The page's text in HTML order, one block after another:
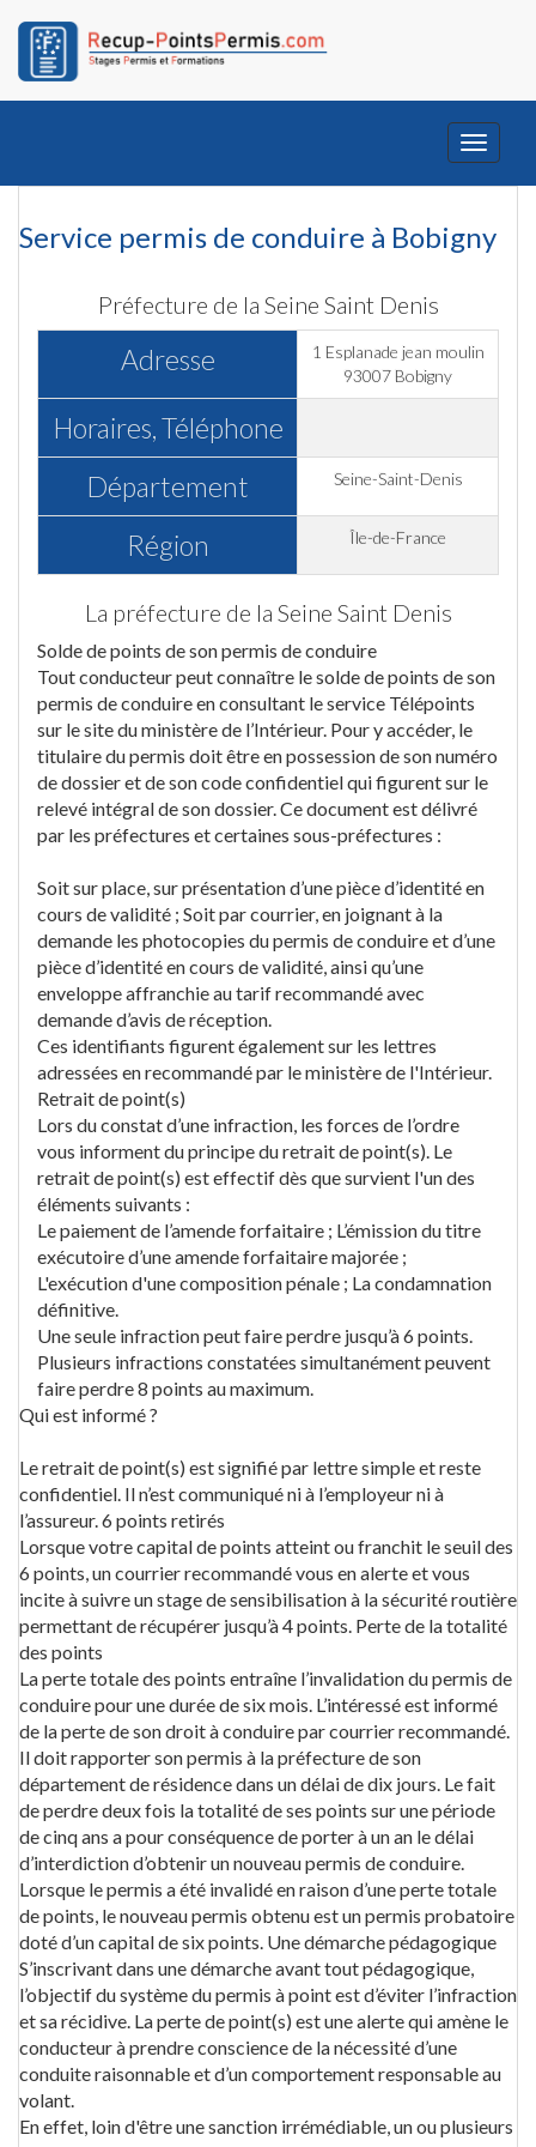
Toggle
Service permis de conduire à Bobigny
Préfecture de la Seine Saint Denis
Adresse
1 Esplanade jean moulin
93007 Bobigny
Horaires, Téléphone
Département
Seine-Saint-Denis
Région Île-de-France
La préfecture de la Seine Saint Denis
Solde de points de son permis de conduire
Tout conducteur peut connaître le solde de points de son
permis de conduire en consultant le service Télépoints
sur le site du ministère de l’Intérieur. Pour y accéder, le
titulaire du permis doit être en possession de son numéro
de dossier et de son code confidentiel qui figurent sur le
relevé intégral de son dossier. Ce document est délivré
par les préfectures et certaines sous-préfectures :
Soit sur place, sur présentation d’une pièce d’identité en
cours de validité ; Soit par courrier, en joignant à la
demande les photocopies du permis de conduire et d’une
pièce d’identité en cours de validité, ainsi qu’une
enveloppe affranchie au tarif recommandé avec
demande d’avis de réception.
Ces identifiants figurent également sur les lettres
adressées en recommandé par le ministère de l'Intérieur.
Retrait de point(s)
Lors du constat d’une infraction, les forces de l’ordre
vous informent du principe du retrait de point(s). Le
retrait de point(s) est effectif dès que survient l'un des
éléments suivants :
Le paiement de l’amende forfaitaire ; L’émission du titre
exécutoire d’une amende forfaitaire majorée ;
L'exécution d'une composition pénale ; La condamnation
définitive.
Une seule infraction peut faire perdre jusqu’à 6 points.
Plusieurs infractions constatées simultanément peuvent
faire perdre 8 points au maximum.
Qui est informé ?
Le retrait de point(s) est signifié par lettre simple et reste
confidentiel. Il n’est communiqué ni à l’employeur ni à
l’assureur. 6 points retirés
Lorsque votre capital de points atteint ou franchit le seuil des
6 points, un courrier recommandé vous en alerte et vous
incite à suivre un stage de sensibilisation à la sécurité routière
permettant de récupérer jusqu’à 4 points. Perte de la totalité
des points
La perte totale des points entraîne l’invalidation du permis de
conduire pour une durée de six mois. L’intéressé est informé
de la perte de son droit à conduire par courrier recommandé.
Il doit rapporter son permis à la préfecture de son
département de résidence dans un délai de dix jours. Le fait
de perdre deux fois la totalité de ses points sur une période
de cinq ans a pour conséquence de porter à un an le délai
d’interdiction d’obtenir un nouveau permis de conduire.
Lorsque le permis a été invalidé en raison d’une perte totale
de points, le nouveau permis obtenu est un permis probatoire
doté d’un capital de six points. Une démarche pédagogique
S’inscrivant dans une démarche avant tout pédagogique,
l’objectif du système du permis à point est d’éviter l’infraction
et sa récidive. La perte de point(s) est une alerte qui amène le
conducteur à prendre conscience de la nécessité d’une
conduite raisonnable et d’un comportement responsable au
volant.
En effet, loin d'être une sanction irrémédiable, un ou plusieurs